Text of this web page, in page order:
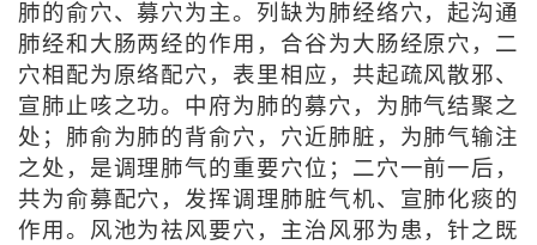
肺的俞穴、募穴为主。列缺为肺经络穴，起沟通
肺经和大肠两经的作用，合谷为大肠经原穴，二
穴相配为原络配穴，表里相应，共起疏风散邪、
宣肺止咳之功。中府为肺的募穴，为肺气结聚之
处；肺俞为肺的背俞穴，穴近肺脏，为肺气输注
之处，是调理肺气的重要穴位；二穴一前一后，
共为俞募配穴，发挥调理肺脏气机、宣肺化痰的
作用。风池为祛风要穴，主治风邪为患，针之既